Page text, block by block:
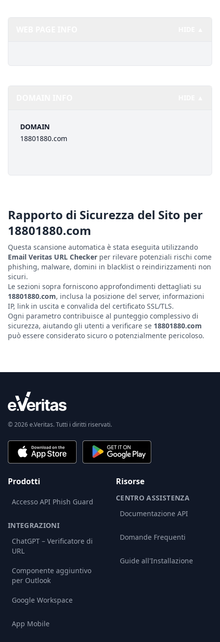
DOMAIN
18801880.com
Rapporto di Sicurezza del Sito per
18801880.com
Questa scansione automatica è stata eseguita utilizzando
Email Veritas URL Checker per rilevare potenziali rischi come
phishing, malware, domini in blacklist o reindirizzamenti non
sicuri.
Le sezioni sopra forniscono approfondimenti dettagliati su
18801880.com, inclusa la posizione del server, informazioni
IP, link in uscita e convalida del certificato SSL/TLS.
Ogni parametro contribuisce al punteggio complessivo di
sicurezza, aiutando gli utenti a verificare se 18801880.com
può essere considerato sicuro o potenzialmente pericoloso.
© 2026 e.Veritas. Tutti i diritti riservati.
Prodotti
Accesso API Phish Guard
INTEGRAZIONI
ChatGPT – Verificatore di
URL
Componente aggiuntivo
per Outlook
Google Workspace
App Mobile
Risorse
CENTRO ASSISTENZA
Documentazione API
Domande Frequenti
Guide all'Installazione